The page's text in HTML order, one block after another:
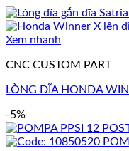
Xem nhanh
CNC CUSTOM PART
LÒNG DĨA HONDA
-5%